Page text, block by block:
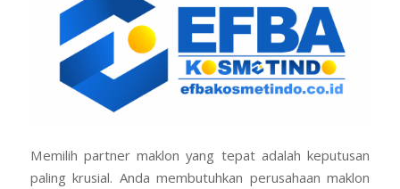
Memilih partner maklon yang tepat adalah keputusan
paling krusial. Anda membutuhkan perusahaan maklon